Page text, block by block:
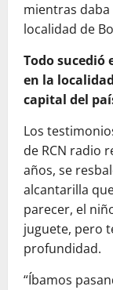
mientras daba
localidad de
Todo sucedió
en la
capital del
Los
de RCN radio
años, se
alcantarilla
parecer, el
juguete, pero
profundidad.
“Íbamos